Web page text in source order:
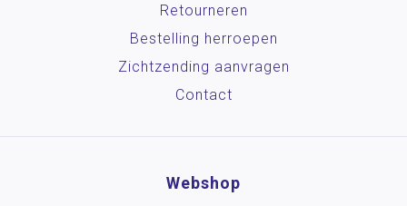
Retourneren
Bestelling herroepen
Zichtzending aanvragen
Contact
Webshop